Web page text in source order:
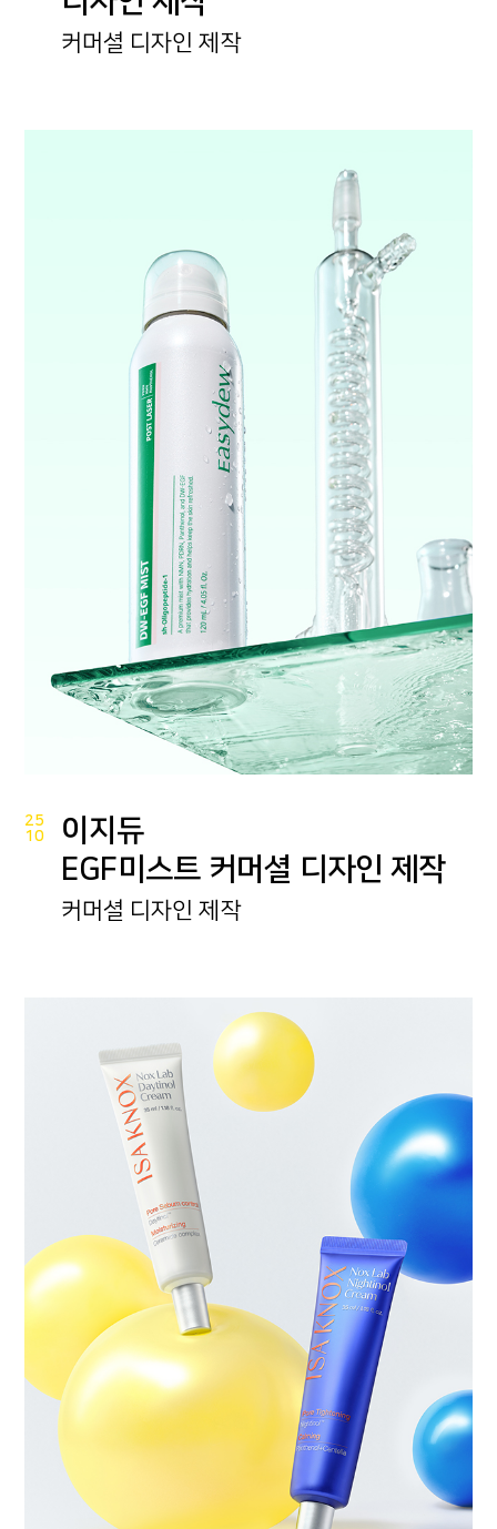
커머셜 디자인 제작
25
10
이지듀
EGF미스트 커머셜 디자인 제작
커머셜 디자인 제작